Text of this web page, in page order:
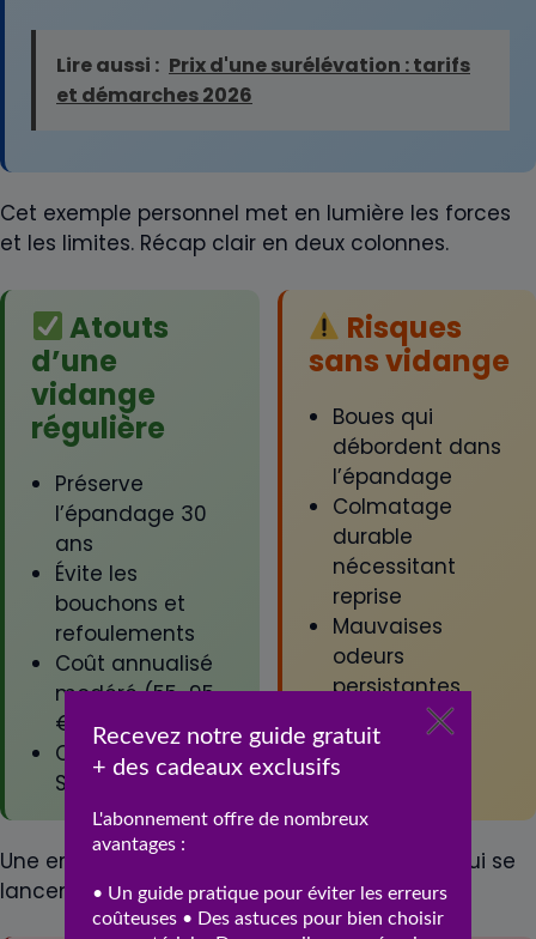
Lire aussi : Prix d'une surélévation : tarifs
et démarches 2026
Cet exemple personnel met en lumière les forces
et les limites. Récap clair en deux colonnes.
Atouts
d’une
vidange
régulière
Préserve
l’épandage 30
ans
Évite les
bouchons et
refoulements
Coût annualisé
modéré (55-95
€/an)
Conformité
SPANC garantie
Risques
sans vidange
Boues qui
débordent dans
l’épandage
Colmatage
durable
nécessitant
reprise
Mauvaises
odeurs
persistantes
conformité
SPANC
Une erreur revient régulièrement chez ceux qui se
lancent. Voici comment l’éviter.